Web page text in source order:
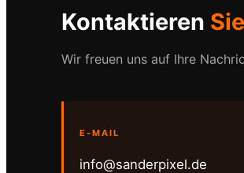
Kontaktieren
Wir freuen uns auf Ihre
E-MAIL
info@sanderpixel.de